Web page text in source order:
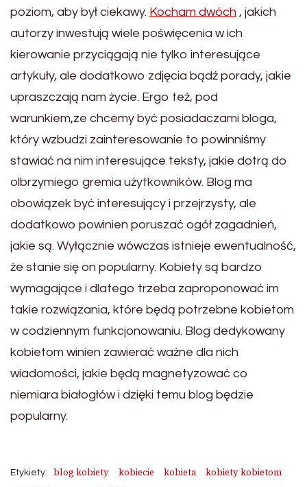
poziom, aby był ciekawy. Kocham dwóch , jakich
autorzy inwestują wiele poświęcenia w ich
kierowanie przyciągają nie tylko interesujące
artykuły, ale dodatkowo zdjęcia bądź porady, jakie
upraszczają nam życie. Ergo też, pod
warunkiem,ze chcemy być posiadaczami bloga,
który wzbudzi zainteresowanie to powinniśmy
stawiać na nim interesujące teksty, jakie dotrą do
olbrzymiego gremia użytkowników. Blog ma
obowiązek być interesujący i przejrzysty, ale
dodatkowo powinien poruszać ogół zagadnień,
jakie są. Wyłącznie wówczas istnieje ewentualność,
że stanie się on popularny. Kobiety są bardzo
wymagające i dlatego trzeba zaproponować im
takie rozwiązania, które będą potrzebne kobietom
w codziennym funkcjonowaniu. Blog dedykowany
kobietom winien zawierać ważne dla nich
wiadomości, jakie będą magnetyzować co
niemiara białogłów i dzięki temu blog będzie
popularny.
Etykiety: blog kobiety kobiecie kobieta
kobiety kobietom